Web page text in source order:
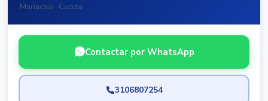
Mariachis · Cucuta
Contactar por WhatsApp
3106807254